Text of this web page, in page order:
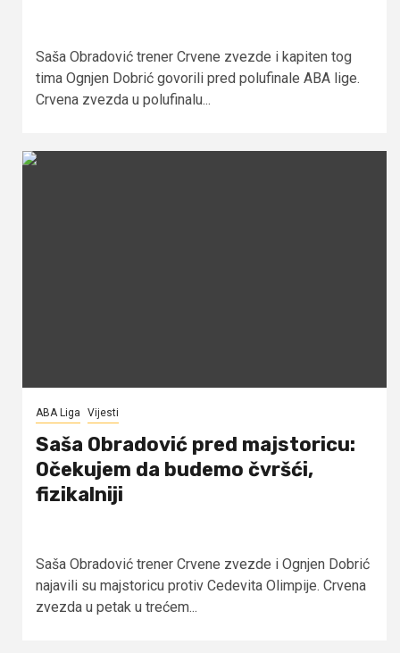
Saša Obradović trener Crvene zvezde i kapiten tog
tima Ognjen Dobrić govorili pred polufinale ABA lige.
Crvena zvezda u polufinalu...
ABA Liga Vijesti
Saša Obradović pred majstoricu:
Očekujem da budemo čvršći,
fizikalniji
Saša Obradović trener Crvene zvezde i Ognjen Dobrić
najavili su majstoricu protiv Cedevita Olimpije. Crvena
zvezda u petak u trećem...